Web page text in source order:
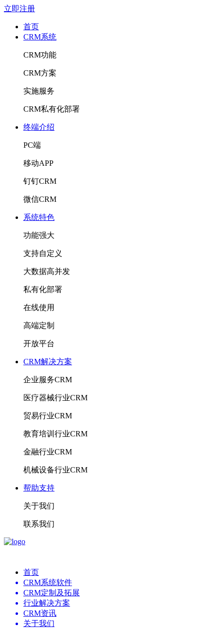
立即注册
首页
CRM系统
CRM功能
CRM方案
实施服务
CRM私有化部署
终端介绍
PC端
移动APP
钉钉CRM
微信CRM
系统特色
功能强大
支持自定义
大数据高并发
私有化部署
在线使用
高端定制
开放平台
CRM解决方案
企业服务CRM
医疗器械行业CRM
贸易行业CRM
教育培训行业CRM
金融行业CRM
机械设备行业CRM
帮助支持
关于我们
联系我们
首页
CRM系统软件
CRM定制及拓展
行业解决方案
CRM资讯
关于我们